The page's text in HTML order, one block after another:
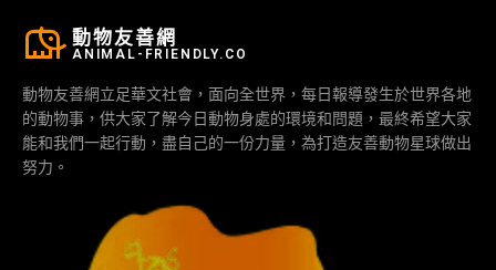
動物友善網
ANIMAL-FRIENDLY.CO
動物友善網立足華文社會，面向全世界，每日報導發生於世界各地
的動物事，供大家了解今日動物身處的環境和問題，最終希望大家
能和我們一起行動，盡自己的一份力量，為打造友善動物星球做出
努力。